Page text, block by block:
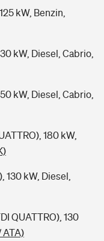
kW, Benzin,
kW, Diesel, Cabrio,
kW, Diesel, Cabrio,
180 kW,
130 kW, Diesel,
QUATTRO), 130